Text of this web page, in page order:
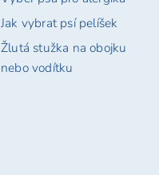
Jak vybrat psí pelíšek
Žlutá stužka na obojku
nebo vodítku